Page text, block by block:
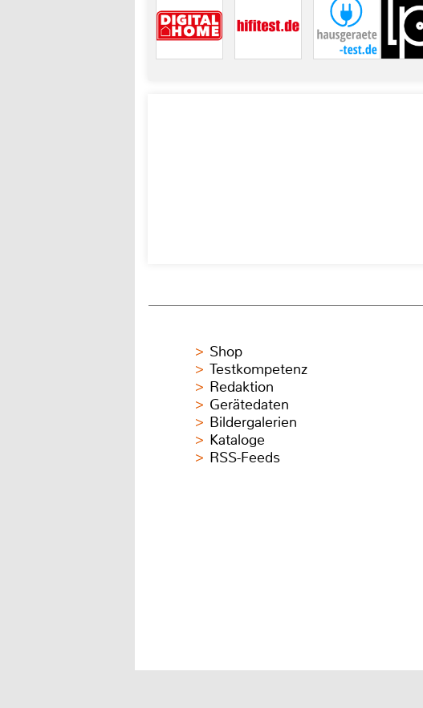
Shop
Testkompetenz
Redaktion
Gerätedaten
Bildergalerien
Kataloge
RSS-Feeds